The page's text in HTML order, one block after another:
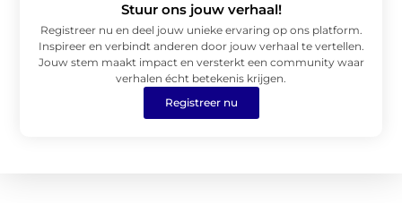
Stuur ons jouw verhaal!
Registreer nu en deel jouw unieke ervaring op ons platform.
Inspireer en verbindt anderen door jouw verhaal te vertellen.
Jouw stem maakt impact en versterkt een community waar
verhalen écht betekenis krijgen.
Registreer nu